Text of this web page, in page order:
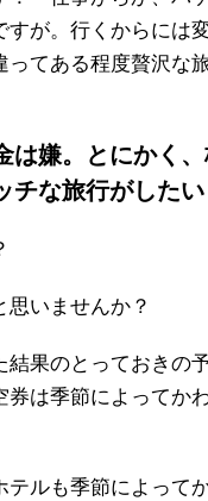
すが。行くからには
ってある程度贅沢な
は嫌。とにかく
チな旅行がしたい
思いませんか？
結果のとっておきの
券は季節によってか
テルも季節によって